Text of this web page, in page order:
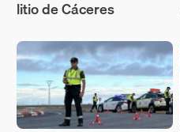
litio de Cáceres